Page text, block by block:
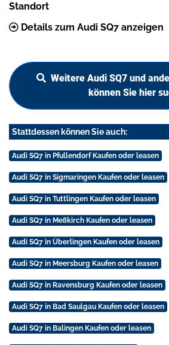
Standort
Details zum Audi SQ7 anzeigen
Weitere Audi SQ7 und
können Sie hier
Stattdessen können Sie auch:
Audi SQ7 in Pfullendorf Kaufen oder leasen
Audi SQ7 in Sigmaringen Kaufen oder leasen
Audi SQ7 in Tuttlingen Kaufen oder leasen
Audi SQ7 in Meßkirch Kaufen oder leasen
Audi SQ7 in Überlingen Kaufen oder leasen
Audi SQ7 in Meersburg Kaufen oder leasen
Audi SQ7 in Ravensburg Kaufen oder leasen
Audi SQ7 in Bad Saulgau Kaufen oder leasen
Audi SQ7 in Balingen Kaufen oder leasen